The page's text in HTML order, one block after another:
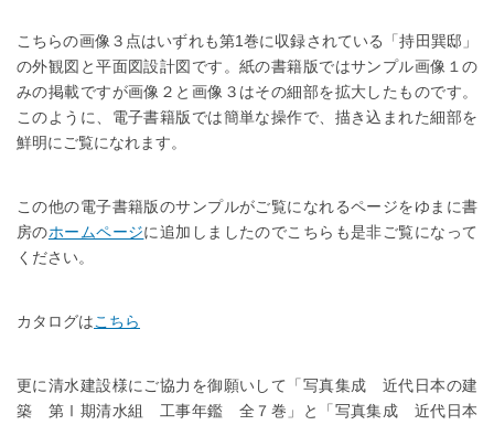
こちらの画像３点はいずれも第1巻に収録されている「持田巽邸」
の外観図と平面図設計図です。紙の書籍版ではサンプル画像１の
みの掲載ですが画像２と画像３はその細部を拡大したものです。
このように、電子書籍版では簡単な操作で、描き込まれた細部を
鮮明にご覧になれます。
この他の電子書籍版のサンプルがご覧になれるページをゆまに書
房のホームページに追加しましたのでこちらも是非ご覧になって
ください。
カタログはこちら
更に清水建設様にご協力を御願いして「写真集成 近代日本の建
築 第Ⅰ期清水組 工事年鑑 全７巻」と「写真集成 近代日本